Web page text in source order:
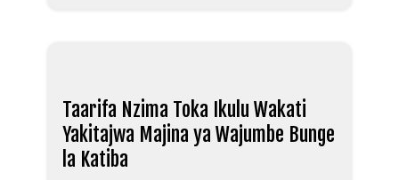
Taarifa Nzima Toka Ikulu Wakati
Yakitajwa Majina ya Wajumbe Bunge
la Katiba